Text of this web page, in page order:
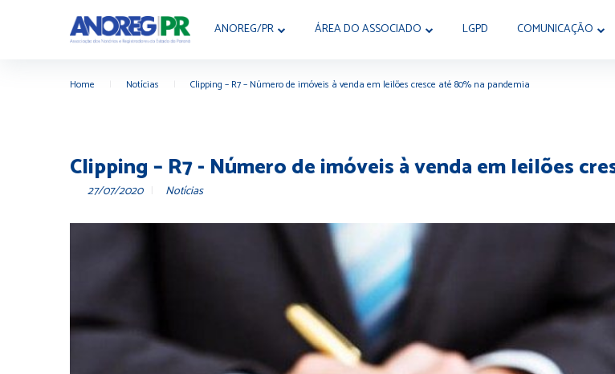
ANOREG/PR ÁREA DO ASSOCIADO LGPD COMUNICAÇÃO
Home Notícias Clipping – R7 – Número de imóveis à venda em leilões cresce até 80% na pandemia
Clipping – R7 - Número de imóveis à venda em leilões
27/07/2020 Notícias